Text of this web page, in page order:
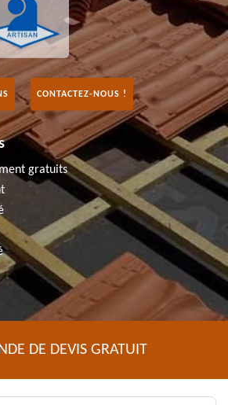
CONTACTEZ-NOUS !
gratuits
DE DEVIS GRATUIT